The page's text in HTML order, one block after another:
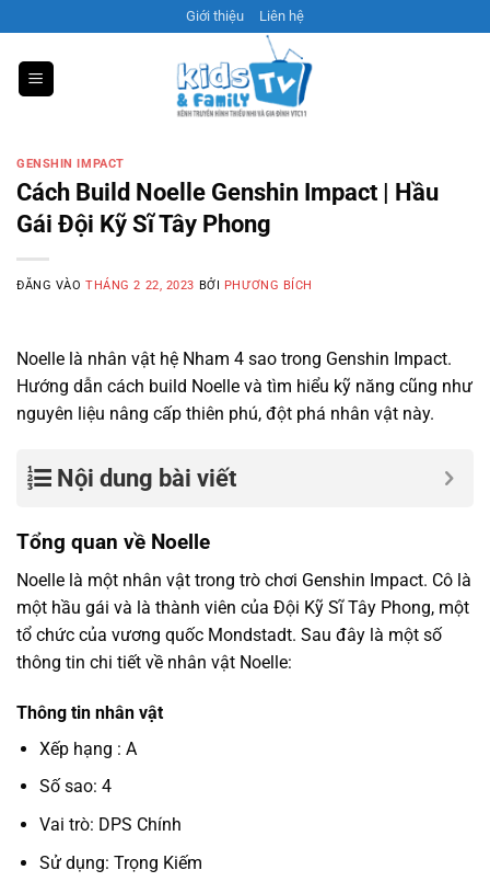
qua
nội
dung
Giới thiệu Liên hệ
GENSHIN IMPACT
Cách Build Noelle Genshin Impact | Hầu
Gái Đội Kỹ Sĩ Tây Phong
ĐĂNG VÀOTHÁNG 2 22, 2023 BỞI PHƯƠNG BÍCH
Noelle là nhân vật hệ Nham 4 sao trong Genshin Impact.
Hướng dẫn cách build Noelle và tìm hiểu kỹ năng cũng như
nguyên liệu nâng cấp thiên phú, đột phá nhân vật này.
Nội dung bài viết
Tổng quan về Noelle
Noelle là một nhân vật trong trò chơi Genshin Impact. Cô là
một hầu gái và là thành viên của Đội Kỹ Sĩ Tây Phong, một
tổ chức của vương quốc Mondstadt. Sau đây là một số
thông tin chi tiết về nhân vật Noelle:
Thông tin nhân vật
Xếp hạng : A
Số sao: 4
Vai trò: DPS Chính
Sử dụng: Trọng Kiếm